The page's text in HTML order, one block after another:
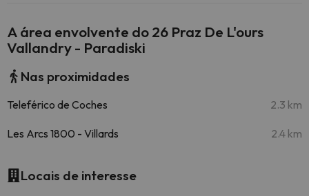
A área envolvente do 26 Praz De L'ours
Vallandry - Paradiski
Nas proximidades
Teleférico de Coches 2.3 km
Les Arcs 1800 - Villards 2.4 km
Locais de interesse